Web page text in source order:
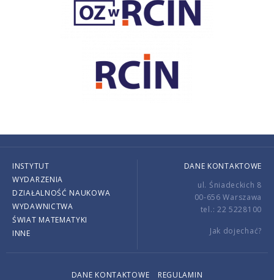
INSTYTUT
WYDARZENIA
DZIAŁALNOŚĆ NAUKOWA
WYDAWNICTWA
ŚWIAT MATEMATYKI
INNE
DANE KONTAKTOWE
ul. Śniadeckich 8
00-656 Warszawa
tel.: 22 5228100
Jak dojechać?
DANE KONTAKTOWE REGULAMIN